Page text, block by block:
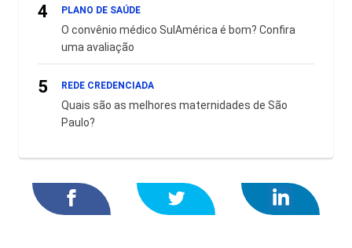
4 PLANO DE SAÚDE
O convênio médico SulAmérica é bom? Confira
uma avaliação
5 REDE CREDENCIADA
Quais são as melhores maternidades de São
Paulo?